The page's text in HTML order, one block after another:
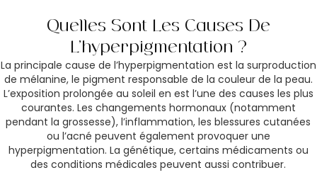
Quelles Sont Les Causes De
L’hyperpigmentation ?
La principale cause de l’hyperpigmentation est la surproduction
de mélanine, le pigment responsable de la couleur de la peau.
L’exposition prolongée au soleil en est l’une des causes les plus
courantes. Les changements hormonaux (notamment
pendant la grossesse), l’inflammation, les blessures cutanées
ou l’acné peuvent également provoquer une
hyperpigmentation. La génétique, certains médicaments ou
des conditions médicales peuvent aussi contribuer.